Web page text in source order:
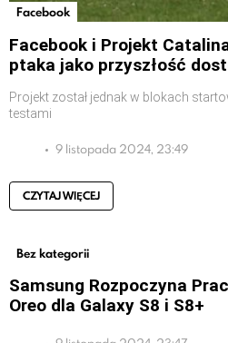
Facebook
Facebook i Projekt
ptaka jako przyszłość
Projekt został jednak w blokach
testami
9 listopada 2024, 23:49
CZYTAJ WIĘCEJ
Bez kategorii
Samsung Rozpoczyna
Oreo dla Galaxy S8 i S8+